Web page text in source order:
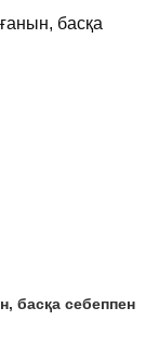
басқа себеппен